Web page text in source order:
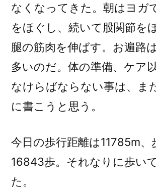
なくなってきた。朝はヨガ
をほぐし、続いて股関節を
腿の筋肉を伸ばす。お遍路
多いのだ。体の準備、ケア
なけらばならない事は、ま
に書こうと思う。
今日の歩行距離は11785m、
16843歩。それなりに歩い
た。